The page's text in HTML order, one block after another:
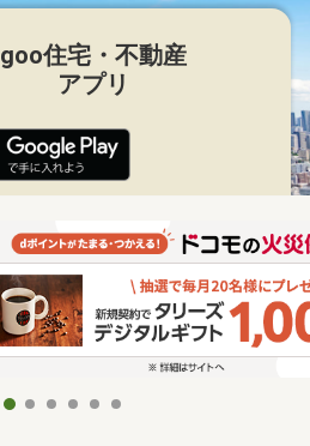
goo住宅・不動産
アプリ